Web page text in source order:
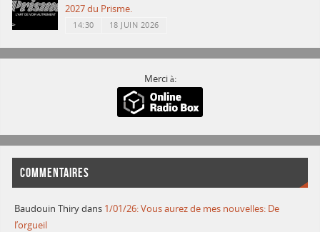
2027 du Prisme.
14:30 18 JUIN 2026
Merci à:
COMMENTAIRES
Baudouin Thirydans 1/01/26: Vous aurez de mes nouvelles: De
l’orgueil